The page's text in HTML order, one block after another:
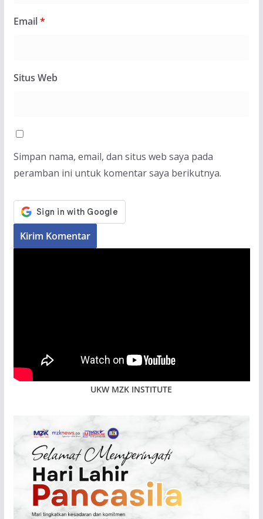
Email*
Situs Web
Simpan nama, email, dan situs web saya pada
peramban ini untuk komentar saya berikutnya.
UKW MZK INSTITUTE